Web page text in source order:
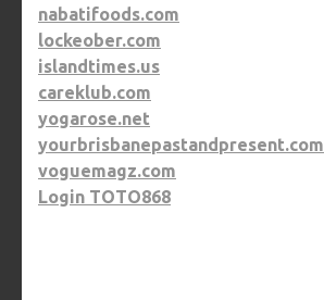
nabatifoods.com
lockeober.com
islandtimes.us
careklub.com
yogarose.net
yourbrisbanepastandpresent.com
voguemagz.com
Login TOTO868